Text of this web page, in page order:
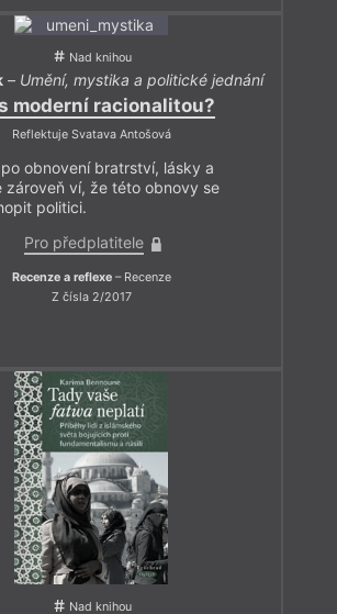
Nad knihou
– Umění, mystika a politické jednání
moderní racionalitou?
Reflektuje Svatava Antošová
obnovení bratrství, lásky a
zároveň ví, že této obnovy se
politici.
Pro předplatitele
Recenze a reflexe– Recenze
Z čísla 2/2017
Nad knihou